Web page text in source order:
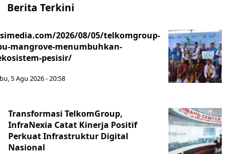
Berita Terkini
2026/08/05/telkomgroup-
mangrove-menumbuhkan-
pesisir/
5 Agu 2026 - 20:58
Transformasi TelkomGroup,
InfraNexia Catat Kinerja Positif
Perkuat Infrastruktur Digital
Nasional